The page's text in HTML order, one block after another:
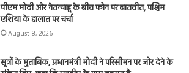
पीएम मोदी और नेतन्याहू के बीच फोन पर बातचीत, पश्चिम
एशिया के हालात पर चर्चा
August 8, 2026
सूत्रों के मुताबिक, प्रधानमंत्री मोदी ने परिसीमन पर जोर देने के